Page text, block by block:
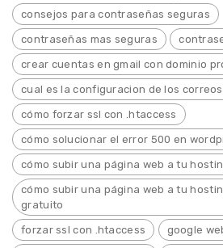
consejos para contraseñas seguras
contraseñas mas seguras
crear cuentas en gmail con dominio
cual es la configuracion de los
cómo forzar ssl con .htaccess
cómo solucionar el error 500 en
cómo subir una página web a tu
cómo subir una página web a tu
gratuito
forzar ssl con .htaccess google